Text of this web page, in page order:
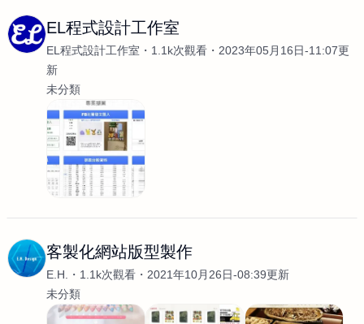
EL程式設計工作室
EL程式設計工作室 1.1k次觀看
2023年05月16日-11:07更
新
未分類
客製化網站版型製作
E.H. 1.1k次觀看
2021年10月26日-08:39更新
未分類